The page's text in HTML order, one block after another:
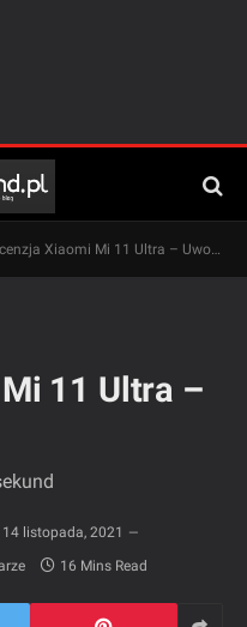
Xiaomi Mi 11 Ultra – Uwolnij potęgę
11 Ultra –
14 listopada, 2021
16 Mins Read